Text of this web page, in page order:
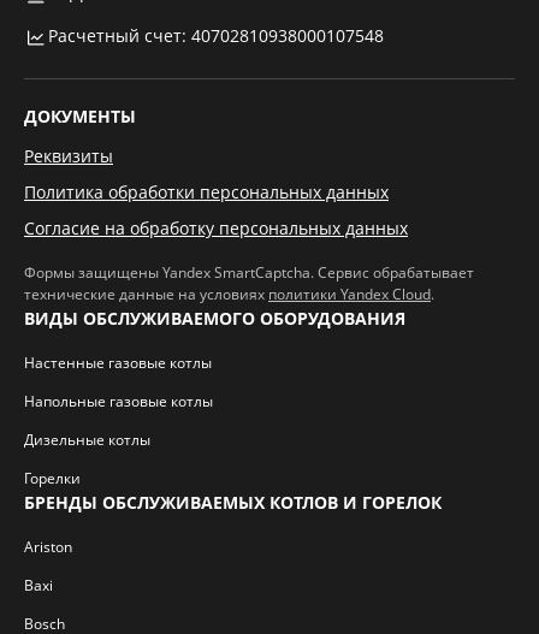
Расчетный счет: 40702810938000107548
ДОКУМЕНТЫ
Реквизиты
Политика обработки персональных данных
Согласие на обработку персональных данных
Формы защищены Yandex SmartCaptcha. Сервис обрабатывает
технические данные на условиях политики Yandex Cloud.
ВИДЫ ОБСЛУЖИВАЕМОГО ОБОРУДОВАНИЯ
Настенные газовые котлы
Напольные газовые котлы
Дизельные котлы
Горелки
БРЕНДЫ ОБСЛУЖИВАЕМЫХ КОТЛОВ И ГОРЕЛОК
Ariston
Baxi
Bosch